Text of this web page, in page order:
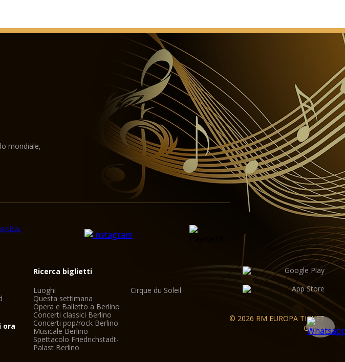
mondiale,
ora
Ricerca biglietti
Luoghi
Questa settimana
Opera e Balletto a Berlino
Concerti classici Berlino
Concerti pop/rock Berlino
Musicale Berlino
Spettacolo Friedrichstadt-
Palast Berlino
Cirque du Soleil
© 2026 RM EUROPA TICKET
GmbH